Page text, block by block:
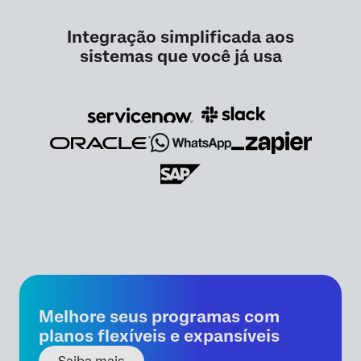
Integração simplificada aos
sistemas que você já usa
Melhore seus programas com
planos flexíveis e expansíveis